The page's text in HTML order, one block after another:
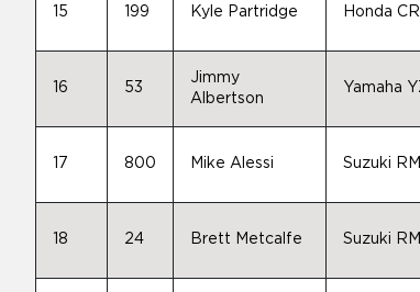
15 199 Kyle Partridge Honda
16 53
Jimmy
Albertson
Yamaha
17 800 Mike Alessi Suzuki
18 24 Brett Metcalfe Suzuki